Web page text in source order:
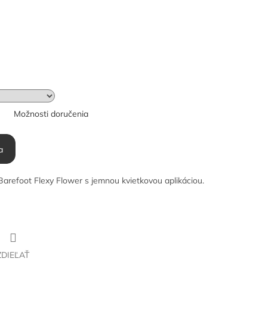
Možnosti doručenia
Flexy Flower s jemnou kvietkovou aplikáciou.